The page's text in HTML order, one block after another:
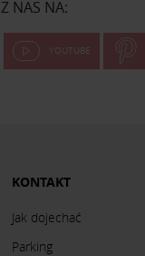
NAS NA:
YOUTUBE
KONTAKT
Jak dojechać
Parking